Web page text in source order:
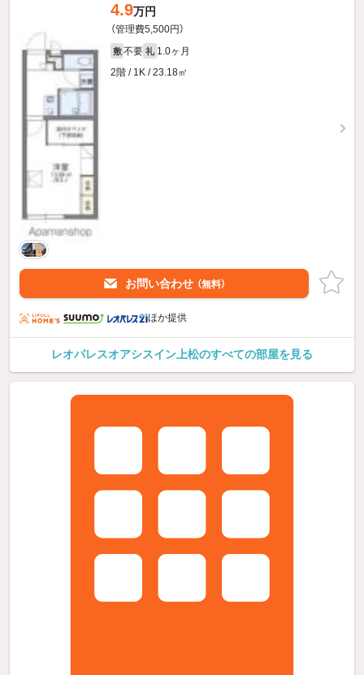
4.9万円
（管理費5,500円）
敷 不要 礼 1.0ヶ月
2階 / 1K / 23.18㎡
お問い合わせ （無料）
ほか提供
レオパレスオアシスイン上松のすべての部屋を見る